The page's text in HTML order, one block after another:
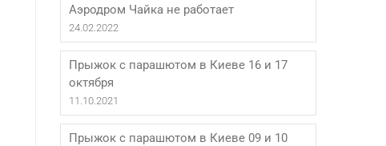
Аэродром Чайка не работает
24.02.2022
Прыжок с парашютом в Киеве 16 и 17
октября
11.10.2021
Прыжок с парашютом в Киеве 09 и 10